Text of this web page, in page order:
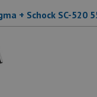
+ Schock SC-520